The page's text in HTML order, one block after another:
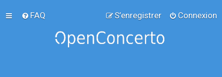
FAQ Connexion
S’enregistrer